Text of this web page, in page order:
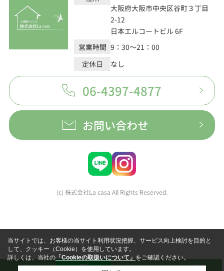
大阪府大阪市中央区谷町３丁目
2-12
日本エルコートビル 6F
営業時間 9：30～21：00
定休日
なし
06-4397-4877
お問い合わせ
(c) 株式会社La casa All Rights Reserved.
当サイトでは、お客様の当サイト利用状況把握、サービス向上検討を目的と
して、クッキー（Cookie）を使用しています。
詳しくは、当社の「Cookieの取扱いについて」をご確認ください。